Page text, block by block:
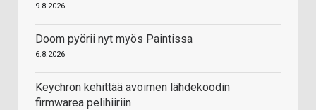
9.8.2026
Doom pyörii nyt myös Paintissa
6.8.2026
Keychron kehittää avoimen lähdekoodin
firmwarea pelihiiriin